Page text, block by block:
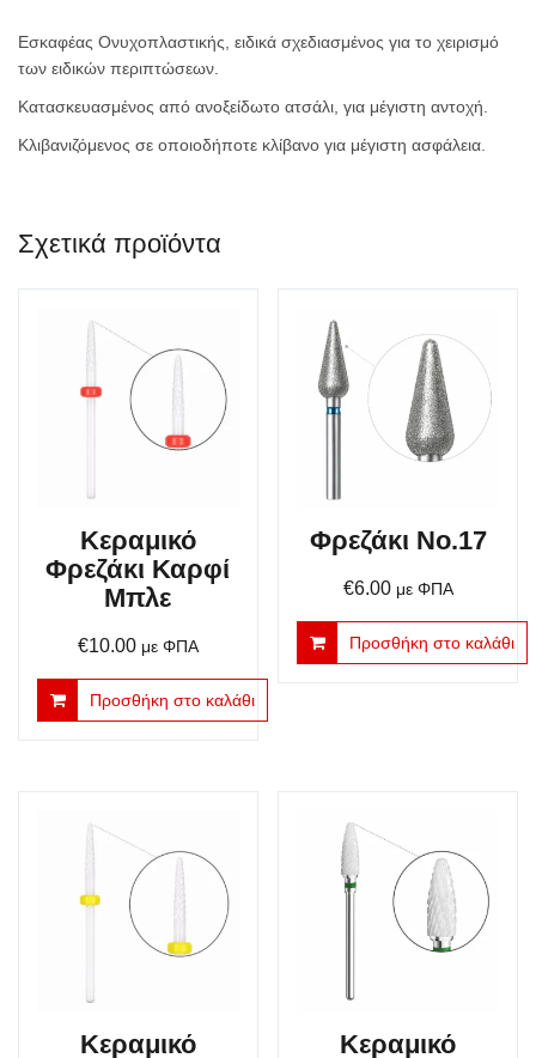
Εσκαφέας Ονυχοπλαστικής, ειδικά σχεδιασμένος για το χειρισμό
των ειδικών περιπτώσεων.
Κατασκευασμένος από ανοξείδωτο ατσάλι, για μέγιστη αντοχή.
Κλιβανιζόμενος σε οποιοδήποτε κλίβανο για μέγιστη ασφάλεια.
Σχετικά προϊόντα
Κεραμικό
Φρεζάκι Καρφί
Μπλε
€10.00 με ΦΠΑ
Προσθήκη στο καλάθι
Φρεζάκι No.17
€6.00 με ΦΠΑ
Προσθήκη στο καλάθι
Κεραμικό
Κεραμικό